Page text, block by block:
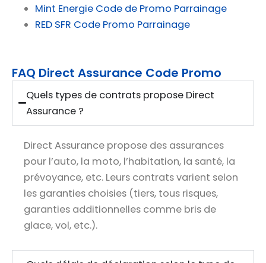
Mint Energie Code de Promo Parrainage
RED SFR Code Promo Parrainage
FAQ Direct Assurance Code Promo
Quels types de contrats propose Direct
Assurance ?
Direct Assurance propose des assurances
pour l’auto, la moto, l’habitation, la santé, la
prévoyance, etc. Leurs contrats varient selon
les garanties choisies (tiers, tous risques,
garanties additionnelles comme bris de
glace, vol, etc.).